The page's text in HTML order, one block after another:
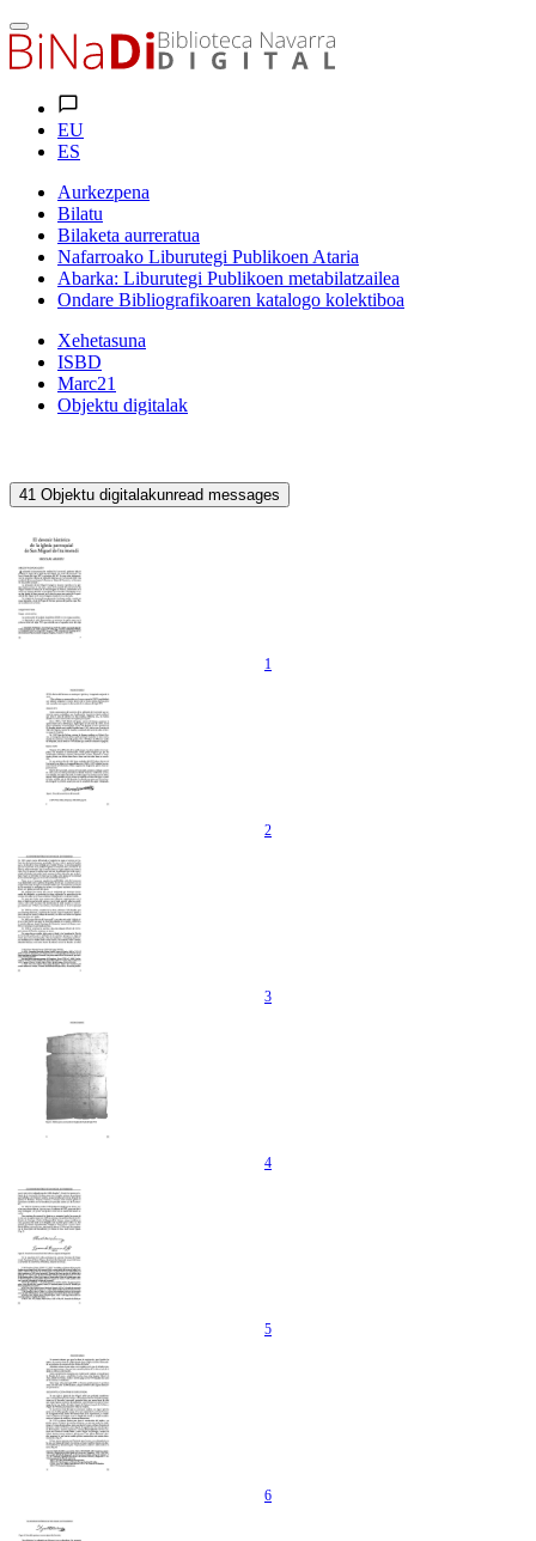
EU
ES
Aurkezpena
Bilatu
Bilaketa aurreratua
Nafarroako Liburutegi Publikoen Ataria
Abarka: Liburutegi Publikoen metabilatzailea
Ondare Bibliografikoaren katalogo kolektiboa
Xehetasuna
ISBD
Marc21
Objektu digitalak
41 Objektu digitalakunread messages
1
2
3
4
5
6